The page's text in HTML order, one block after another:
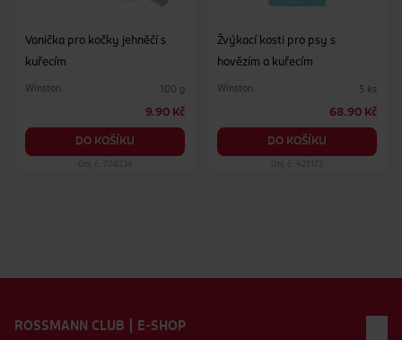
Vanička pro kočky jehněčí s
kuřecím
Winston 100 g
9.90 Kč
DO KOŠÍKU
Obj. č.: 708234
Žvýkací kosti pro psy s
hovězím a kuřecím
Winston 5 ks
68.90 Kč
DO KOŠÍKU
Obj. č.: 427173
ROSSMANN CLUB | E-SHOP